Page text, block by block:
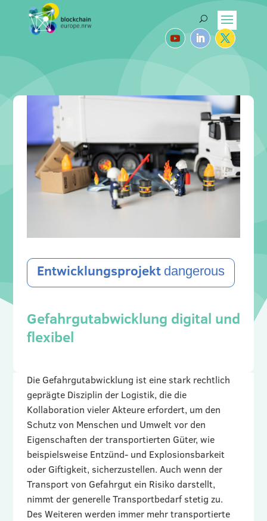
Entwicklungsprojekt dangerous
Gefahrgutabwicklung digital und
flexibel
Die Gefahrgutabwicklung ist eine stark rechtlich
geprägte Disziplin der Logistik, die die
Kollaboration vieler Akteure erfordert, um den
Schutz von Menschen und Umwelt vor den
Eigenschaften der transportierten Güter, wie
beispielsweise Entzünd- und Explosionsbarkeit
oder Giftigkeit, sicherzustellen. Auch wenn der
Transport von Gefahrgut ein Risiko darstellt,
nimmt der generelle Transportbedarf stetig zu.
Des Weiteren werden immer mehr transportierte